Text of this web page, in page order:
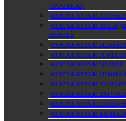
(ПРОФЛИСТА)
МОНТАЖ КРОВЛИ ИЗ
МОНТАЖ КРОВЛИ ИЗ
ПАНЕЛЕЙ
МОНТАЖ КРОВЛИ
МОНТАЖ КРОВЛИ
МОНТАЖ КРОВЛИ МЕДНОЙ
МОНТАЖ КРОВЛИ
МОНТАЖ КРОВЛИ
МОНТАЖ КРОВЛИ
МОНТАЖ КРОВЛИ
МОНТАЖ КРОВЛИ